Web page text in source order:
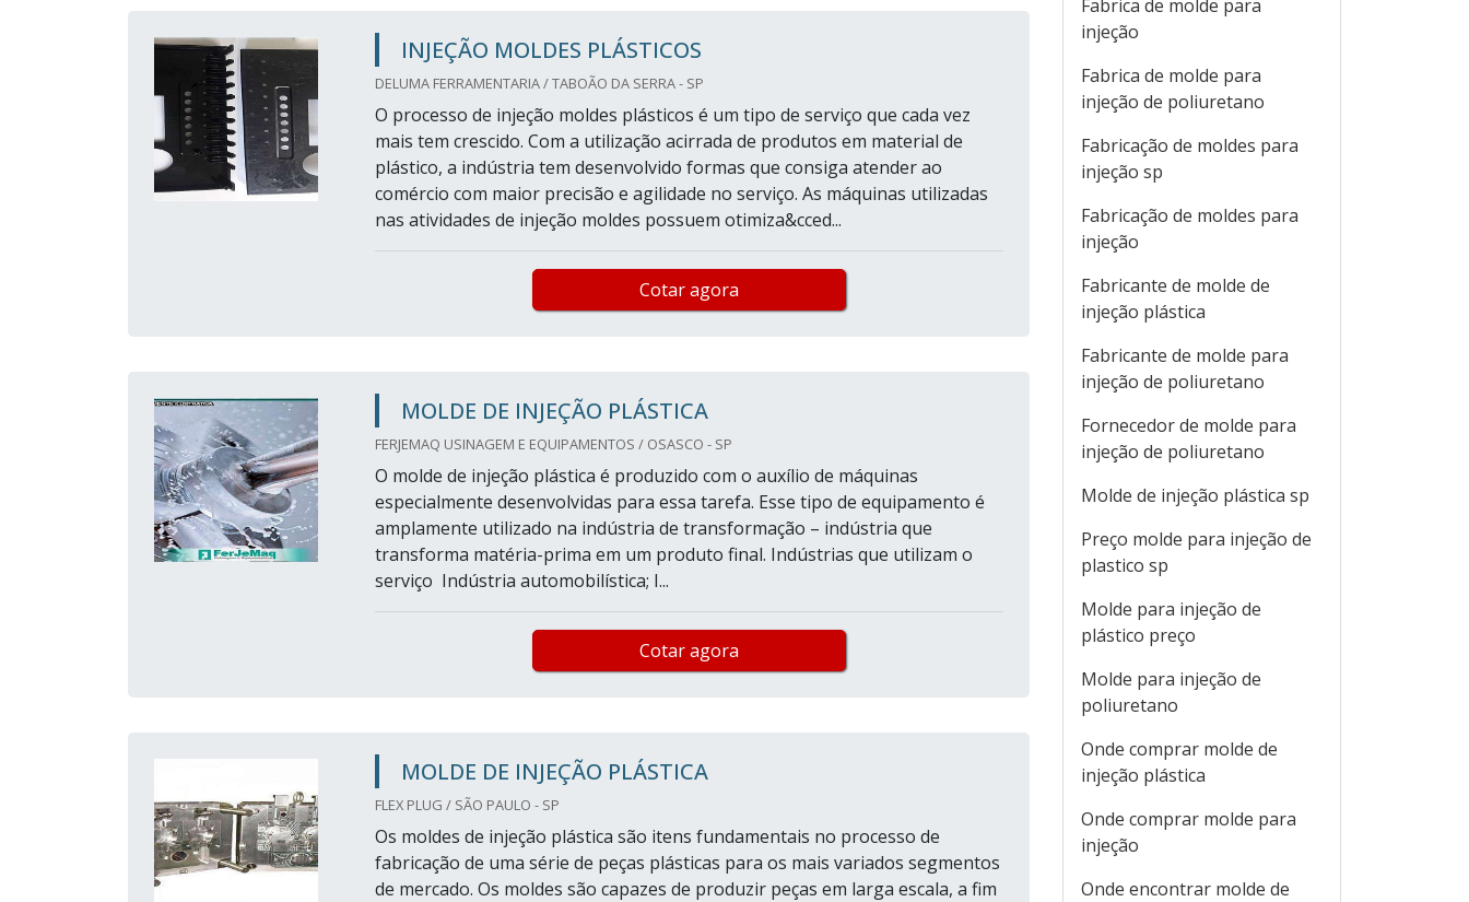
INJEÇÃO MOLDES PLÁSTICOS
DELUMA FERRAMENTARIA / TABOÃO DA SERRA - SP
O processo de injeção moldes plásticos é um tipo de serviço que cada vez
mais tem crescido. Com a utilização acirrada de produtos em material de
plástico, a indústria tem desenvolvido formas que consiga atender ao
comércio com maior precisão e agilidade no serviço. As máquinas utilizadas
nas atividades de injeção moldes possuem otimiza&cced...
Cotar agora
MOLDE DE INJEÇÃO PLÁSTICA
FERJEMAQ USINAGEM E EQUIPAMENTOS / OSASCO - SP
O molde de injeção plástica é produzido com o auxílio de máquinas
especialmente desenvolvidas para essa tarefa. Esse tipo de equipamento é
amplamente utilizado na indústria de transformação – indústria que
transforma matéria-prima em um produto final. Indústrias que utilizam o
serviço Indústria automobilística; I...
Cotar agora
MOLDE DE INJEÇÃO PLÁSTICA
FLEX PLUG / SÃO PAULO - SP
Os moldes de injeção plástica são itens fundamentais no processo de
fabricação de uma série de peças plásticas para os mais variados segmentos
de mercado. Os moldes são capazes de produzir peças em larga escala, a fim
Fabrica de molde para
injeção
Fabrica de molde para
injeção de poliuretano
Fabricação de moldes para
injeção sp
Fabricação de moldes para
injeção
Fabricante de molde de
injeção plástica
Fabricante de molde para
injeção de poliuretano
Fornecedor de molde para
injeção de poliuretano
Molde de injeção plástica sp
Preço molde para injeção de
plastico sp
Molde para injeção de
plástico preço
Molde para injeção de
poliuretano
Onde comprar molde de
injeção plástica
Onde comprar molde para
injeção
Onde encontrar molde de